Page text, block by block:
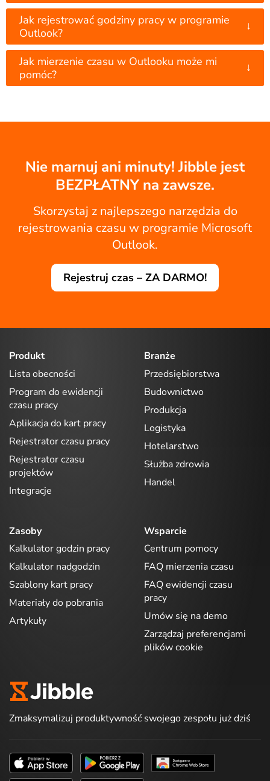
Jak rejestrować godziny pracy w programie
Outlook?
↓
Jak mierzenie czasu w Outlooku może mi
pomóc?
↓
Nie marnuj ani minuty! Jibble jest
BEZPŁATNY na zawsze.
Skorzystaj z najlepszego narzędzia do
rejestrowania czasu w programie Microsoft
Outlook.
Rejestruj czas – ZA DARMO!
Produkt
Lista obecności
Program do ewidencji
czasu pracy
Aplikacja do kart pracy
Rejestrator czasu pracy
Rejestrator czasu
projektów
Integracje
Branże
Przedsiębiorstwa
Budownictwo
Produkcja
Logistyka
Hotelarstwo
Służba zdrowia
Handel
Zasoby
Kalkulator godzin pracy
Kalkulator nadgodzin
Szablony kart pracy
Materiały do pobrania
Artykuły
Wsparcie
Centrum pomocy
FAQ mierzenia czasu
FAQ ewidencji czasu
pracy
Umów się na demo
Zarządzaj preferencjami
plików cookie
Zmaksymalizuj produktywność swojego zespołu już dziś